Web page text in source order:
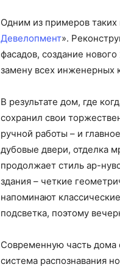
Одним из примеров таких
Девелопмент».
фасадов, создание
замену всех инженерных
В результате дом, где
сохранил свои
ручной работы – и
дубовые двери, отделка
продолжает стиль ар-
здания – четкие
напоминают
подсветка, поэтому
Современную часть дома
система распознавания